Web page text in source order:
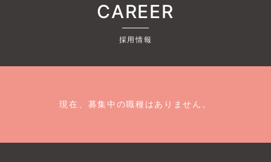
CAREER
採用情報
現在、募集中の職種はありません。